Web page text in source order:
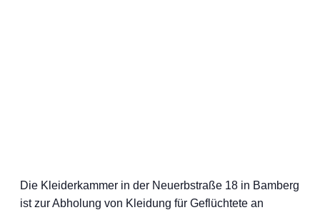
Die Kleiderkammer in der Neuerbstraße 18 in Bamberg
ist zur Abholung von Kleidung für Geflüchtete an